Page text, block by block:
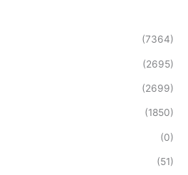
(7364)
(2695)
(2699)
(1850)
(0)
(51)